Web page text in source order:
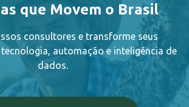
que Movem o Brasil
consultores e transforme seus
automação e inteligência de
dados.